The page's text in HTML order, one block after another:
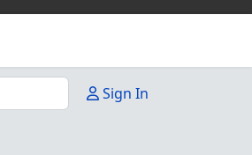
Sign In